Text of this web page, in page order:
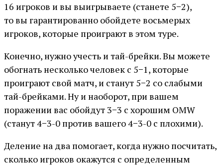
16 игроков и вы выигрываете (станете 5−2),
то вы гарантированно обойдете восьмерых
игроков, которые проиграют в этом туре.
Конечно, нужно учесть и тай-брейки. Вы можете
обогнать несколько человек с 5−1, которые
проиграют свой матч, и станут 5−2 со слабыми
тай-брейками. Ну и наоборот, при вашем
поражении вас обойдут 3−3 с хорошим OMW
(станут 4−3-0 против вашего 4−3-0 с плохими).
Деление на два помогает, когда нужно посчитать,
сколько игроков окажутся с определенным